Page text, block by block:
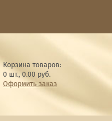
Корзина товаров:
0 шт.,0.00 руб.
Оформить заказ